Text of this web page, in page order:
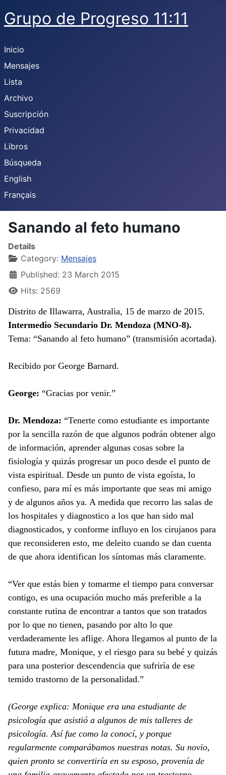
Grupo de Progreso 11:11
Inicio
Mensajes
Lista
Archivo
Suscripción
Privacidad
Libros
Búsqueda
English
Français
Sanando al feto humano
Details
Category: Mensajes
Published: 23 March 2015
Hits: 2569
Distrito de Illawarra, Australia, 15 de marzo de 2015.
Intermedio Secundario Dr. Mendoza (MNO-8).
Tema: “Sanando al feto humano” (transmisión acortada).
Recibido por George Barnard.
George: “Gracias por venir.”
Dr. Mendoza: “Tenerte como estudiante es importante
por la sencilla razón de que algunos podrán obtener algo
de información, aprender algunas cosas sobre la
fisiología y quizás progresar un poco desde el punto de
vista espiritual. Desde un punto de vista egoísta, lo
confieso, para mí es más importante que seas mi amigo
y de algunos años ya. A medida que recorro las salas de
los hospitales y diagnostico a los que han sido mal
diagnosticados, y conforme influyo en los cirujanos para
que reconsideren esto, me deleito cuando se dan cuenta
de que ahora identifican los síntomas más claramente.
“Ver que estás bien y tomarme el tiempo para conversar
contigo, es una ocupación mucho más preferible a la
constante rutina de encontrar a tantos que son tratados
por lo que no tienen, pasando por alto lo que
verdaderamente les aflige. Ahora llegamos al punto de la
futura madre, Monique, y el riesgo para su bebé y quizás
para una posterior descendencia que sufriría de ese
temido trastorno de la personalidad.”
(George explica: Monique era una estudiante de
psicología que asistió a algunos de mis talleres de
psicología. Así fue como la conocí, y porque
regularmente comparábamos nuestras notas. Su novio,
quien pronto se convertiría en su esposo, provenía de